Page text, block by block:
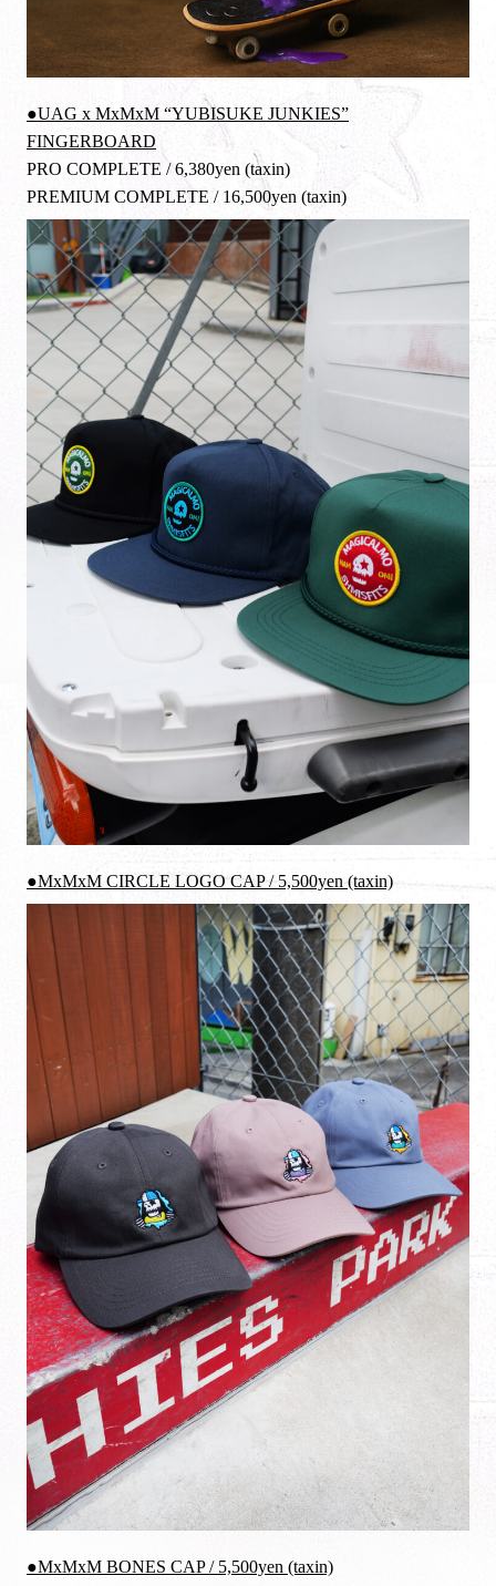
●UAG x MxMxM “YUBISUKE JUNKIES”
FINGERBOARD
PRO COMPLETE / 6,380yen (taxin)
PREMIUM COMPLETE / 16,500yen (taxin)
●MxMxM CIRCLE LOGO CAP / 5,500yen (taxin)
●MxMxM BONES CAP / 5,500yen (taxin)